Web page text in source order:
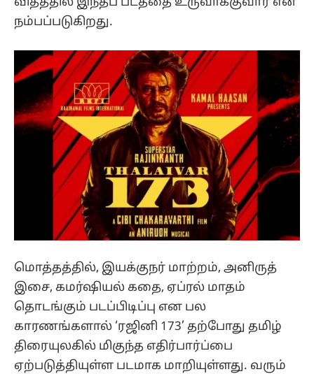
நம்பப்படுகிறது.
மொத்தத்தில், இயக்குநர் மாற்றம், அனிருத்
இசை, கமர்ஷியல் கதை, ஏப்ரல் மாதம்
தொடங்கும் படப்பிடிப்பு என பல
காரணங்களால் ‘ரஜினி 173’ தற்போது தமிழ்
திரையுலகில் மிகுந்த எதிர்பார்ப்பை
ஏற்படுத்தியுள்ள படமாக மாறியுள்ளது. வரும்